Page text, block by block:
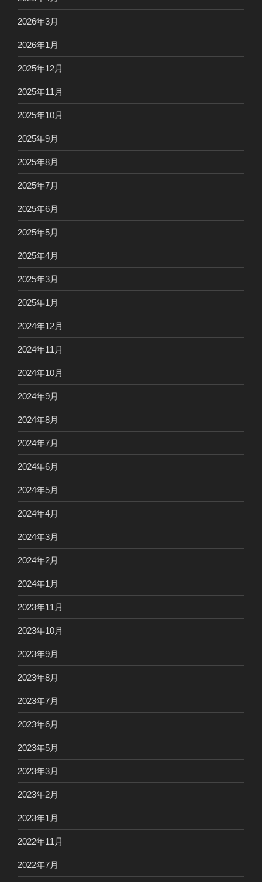
2026年3月
2026年1月
2025年12月
2025年11月
2025年10月
2025年9月
2025年8月
2025年7月
2025年6月
2025年5月
2025年4月
2025年3月
2025年1月
2024年12月
2024年11月
2024年10月
2024年9月
2024年8月
2024年7月
2024年6月
2024年5月
2024年4月
2024年3月
2024年2月
2024年1月
2023年11月
2023年10月
2023年9月
2023年8月
2023年7月
2023年6月
2023年5月
2023年3月
2023年2月
2023年1月
2022年11月
2022年7月